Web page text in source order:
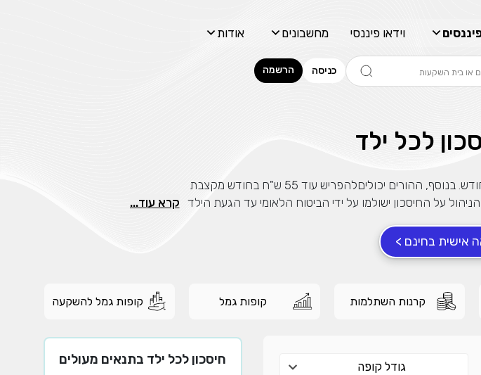
וידאו פיננסי מחשבונים אודות
כניסה הרשמה
לכל ילד
יכוליםלהפריש עוד 55 ש"ח בחודש מקצבת
להפקיד את הכסף לתכנית עד הגעת הילד לגיל 18. דמי הניהול על החיסכון ישולמו על ידי הביטוח הלאומי עד הגעת הילד
קרא עוד...
אישית בחינם >
קרנות השתלמות קופות גמל קופות גמל להשקעה
גודל קופה חיסכון לכל ילד בתנאים מעולים
בתשואה בליווי
לתנאי השימוש והפרטיות,וכי
מצדדים שלישיים.